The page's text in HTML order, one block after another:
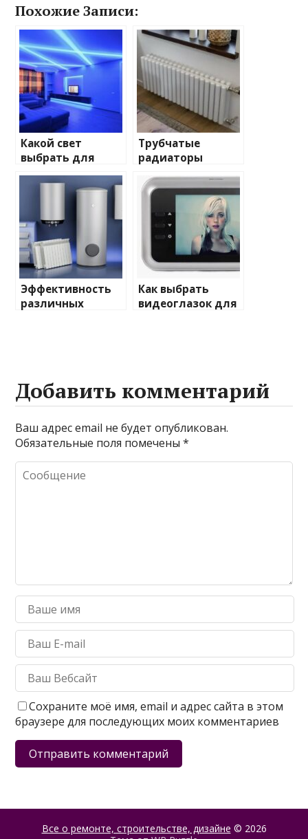
Похожие Записи:
Какой свет
выбрать для
домашнего
освещения
Трубчатые
радиаторы
и характеристики
Эффективность
различных
Как выбрать
видеоглазок для
Добавить комментарий
Ваш адрес email не будет опубликован.
Обязательные поля помечены*
Сохраните моё имя, email и адрес сайта в этом
браузере для последующих моих комментариев
Все о ремонте, строительстве, дизайне © 2026